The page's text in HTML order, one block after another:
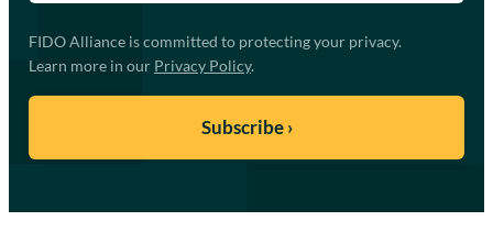
FIDO Alliance is committed to protecting your privacy.
Learn more in our Privacy Policy.